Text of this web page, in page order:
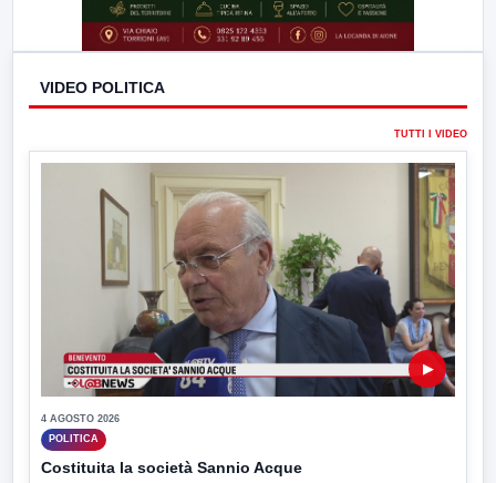
VIDEO POLITICA
TUTTI I VIDEO
▶
4 AGOSTO 2026
POLITICA
Costituita la società Sannio Acque